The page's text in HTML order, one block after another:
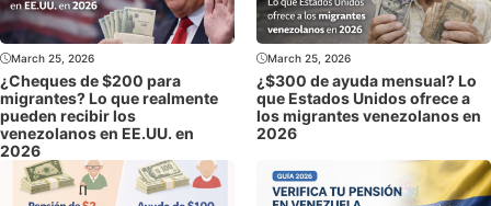
March 25, 2026
¿Cheques de $200 para
migrantes? Lo que realmente
pueden recibir los
venezolanos en EE.UU. en
2026
March 25, 2026
¿$300 de ayuda mensual? Lo
que Estados Unidos ofrece a
los migrantes venezolanos en
2026